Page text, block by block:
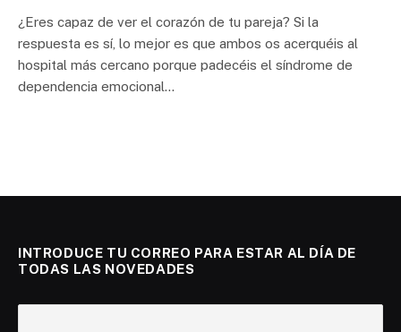
¿Eres capaz de ver el corazón de tu pareja? Si la
respuesta es sí, lo mejor es que ambos os acerquéis al
hospital más cercano porque padecéis el síndrome de
dependencia emocional…
INTRODUCE TU CORREO PARA ESTAR AL DÍA DE
TODAS LAS NOVEDADES